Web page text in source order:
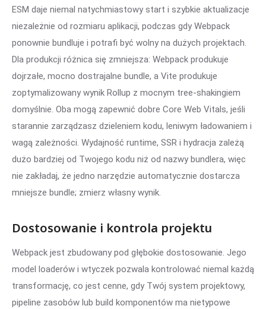
ESM daje niemal natychmiastowy start i szybkie aktualizacje
niezależnie od rozmiaru aplikacji, podczas gdy Webpack
ponownie bundluje i potrafi być wolny na dużych projektach.
Dla produkcji różnica się zmniejsza: Webpack produkuje
dojrzałe, mocno dostrajalne bundle, a Vite produkuje
zoptymalizowany wynik Rollup z mocnym tree-shakingiem
domyślnie. Oba mogą zapewnić dobre Core Web Vitals, jeśli
starannie zarządzasz dzieleniem kodu, leniwym ładowaniem i
wagą zależności. Wydajność runtime, SSR i hydracja zależą
dużo bardziej od Twojego kodu niż od nazwy bundlera, więc
nie zakładaj, że jedno narzędzie automatycznie dostarcza
mniejsze bundle; zmierz własny wynik.
Dostosowanie i kontrola projektu
Webpack jest zbudowany pod głębokie dostosowanie. Jego
model loaderów i wtyczek pozwala kontrolować niemal każdą
transformację, co jest cenne, gdy Twój system projektowy,
pipeline zasobów lub build komponentów ma nietypowe